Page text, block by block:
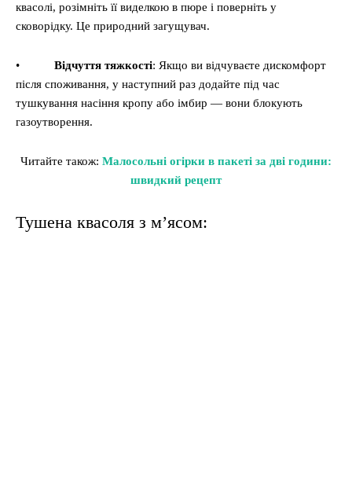
квасолі, розімніть її виделкою в пюре і поверніть у
сковорідку. Це природний загущувач.
• Відчуття тяжкості: Якщо ви відчуваєте дискомфорт
після споживання, у наступний раз додайте під час
тушкування насіння кропу або імбир — вони блокують
газоутворення.
Читайте також: Малосольні огірки в пакеті за дві години:
швидкий рецепт
Тушена квасоля з м’ясом: